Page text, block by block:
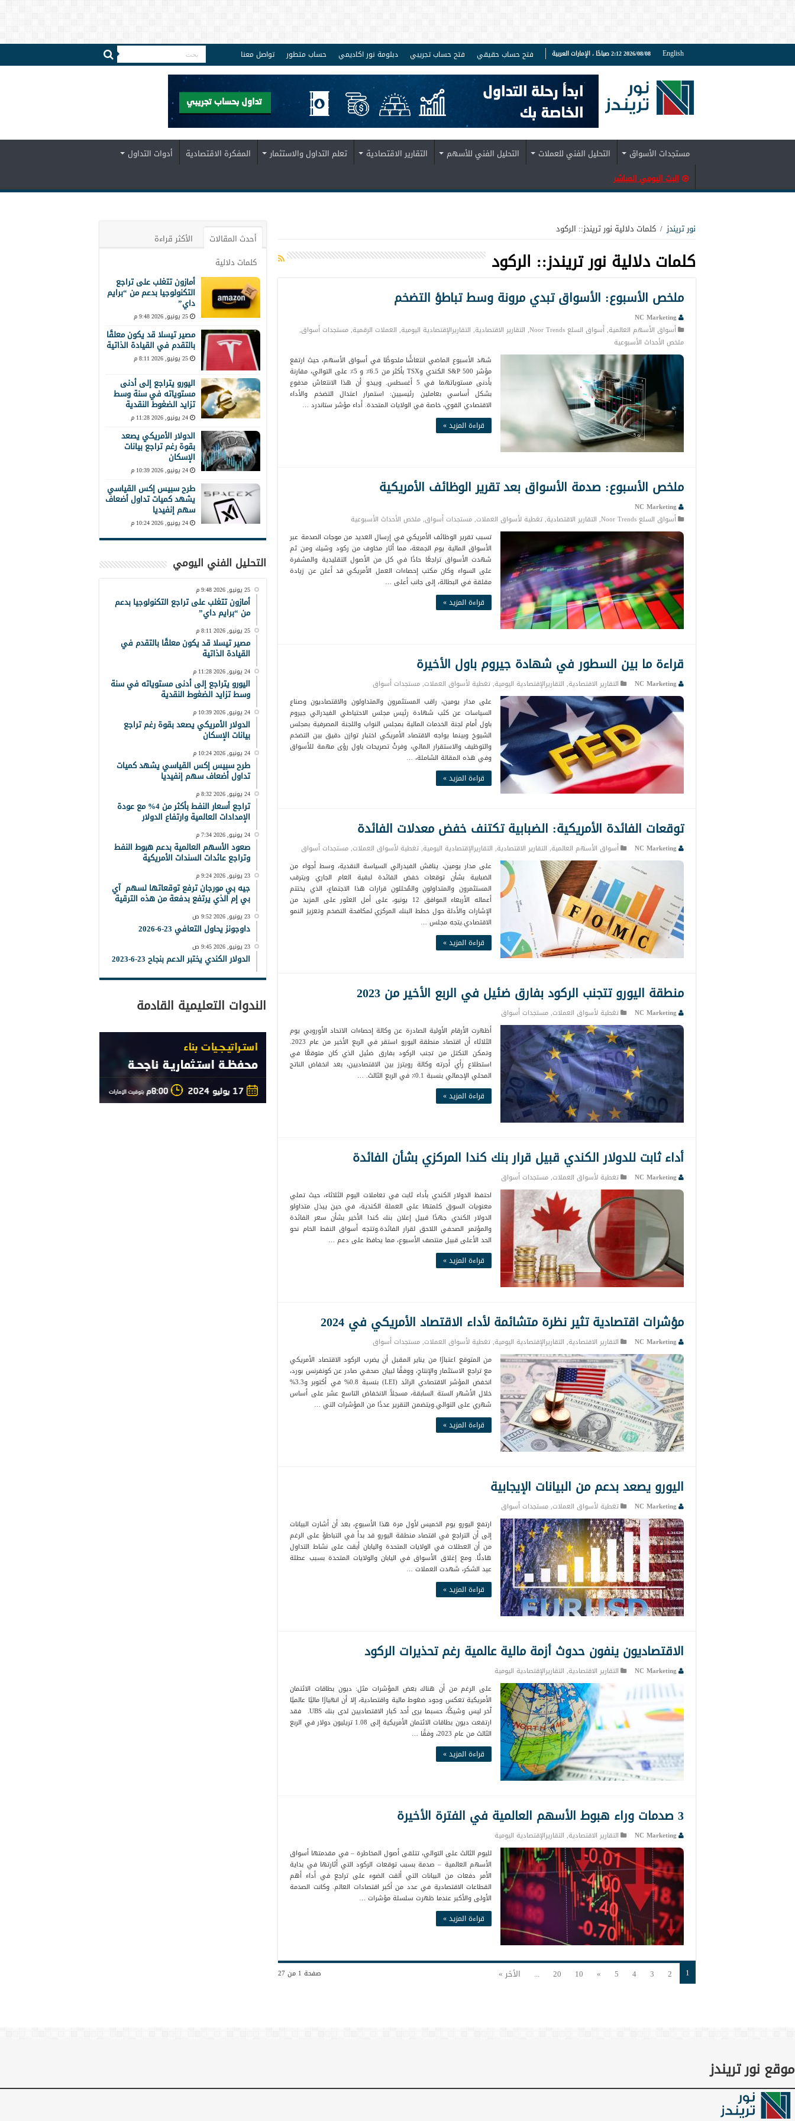
English 2026/08/08 2:12 صباحًا ، الإمارات العربية فتح حساب حقيقي فتح حساب تجريبي دبلومة نور اكاديمي حساب متطور تواصل معنا
مستجدات الأسواق التحليل الفني للعملات التحليل الفني للأسهم التقارير الاقتصادية تعلم التداول والاستثمار المفكرة الاقتصادية
أدوات التداول
البث اليومي المباشر
نور تريندز / كلمات دلالية نور تريندز:: الركود
كلمات دلالية نور تريندز:: الركود
ملخص الأسبوع: الأسواق تبدي مرونة وسط تباطؤ التضخم
NC Marketing
أسواق الأسهم العالمية,أسواق السلع Noor Trends , التقارير الاقتصادية, التقاريرالإقتصادية اليومية, العملات الرقمية,مستجدات أسواق,
ملخص الأحداث الأسبوعية
شهد الأسبوع الماضي انتعاشًا ملحوظًا في أسواق الأسهم، حيث ارتفع
مؤشر S&P 500 الكندي وTSX بأكثر من 6.5٪ و 5٪ على التوالي، مقارنة
بأدنى مستوياتهما في 5 أغسطس. ويبدو أن هذا الانتعاش مدفوع
بشكل أساسي بعاملين رئيسيين: استمرار اعتدال التضخم والأداء
الاقتصادي القوي، خاصة في الولايات المتحدة. أداء مؤشر ستاندرد …
قراءة المزيد »
ملخص الأسبوع: صدمة الأسواق بعد تقرير الوظائف الأمريكية
NC Marketing
أسواق السلع Noor Trends
, التقارير الاقتصادية,تغطية لأسواق العملات,مستجدات أسواق,ملخص الأحداث الأسبوعية
تسبب تقرير الوظائف الأمريكي في إرسال العديد من موجات الصدمة عبر
الأسواق المالية يوم الجمعة، مما أثار مخاوف من ركود وشيك ومن ثم
شهدت الأسواق تراجعًا حادًا في كل من الأصول التقليدية والمشفرة
على السواء وكان مكتب إحصاءات العمل الأمريكي قد أعلن عن زيادة
مقلقة في البطالة، إلى جانب أعلى …
قراءة المزيد »
قراءة ما بين السطور في شهادة جيروم باول الأخيرة
NC Marketing التقارير الاقتصادية, التقاريرالإقتصادية اليومية,تغطية لأسواق العملات,مستجدات أسواق
على مدار يومين، راقب المستثمرون والمتداولون والاقتصاديون وصناع
السياسات عن كثب شهادة رئيس مجلس الاحتياطي الفيدرالي جيروم
باول أمام لجنة الخدمات المالية بمجلس النواب واللجنة المصرفية بمجلس
الشيوخ وبينما يواجه الاقتصاد الأمريكي اختبار توازن دقيق بين التضخم
والتوظيف والاستقرار المالي، وفرتْ تصريحات باول رؤى مهمة للأسواق
وفي هذه المقالة الشاملة، …
قراءة المزيد »
توقعات الفائدة الأمريكية: الضبابية تكتنف خفض معدلات الفائدة
NC Marketing أسواق الأسهم العالمية, التقارير الاقتصادية, التقاريرالإقتصادية اليومية,تغطية لأسواق العملات,مستجدات أسواق
على مدار يومين، يناقش الفيدرالي السياسة النقدية، وسط أجواء من
الضبابية بشأن توقعات خفض الفائدة لبقية العام الجاري ويترقب
المستثمرون والمتداولون والمُحللون قرارات هذا الاجتماع، الذي يختتم
أعماله الأربعاء الموافق 12 يونيو، على أمل العثور على المزيد من
الإشارات والأدلة حول خطط البنك المركزي لمكافحة التضخم وتعزيز النمو
الاقتصادي.يتجه مجلس …
قراءة المزيد »
منطقة اليورو تتجنب الركود بفارق ضئيل في الربع الأخير من 2023
NC Marketing تغطية لأسواق العملات,مستجدات أسواق
أظهرت الأرقام الأولية الصادرة عن وكالة إحصاءات الاتحاد الأوروبي يوم
الثلاثاء أن اقتصاد منطقة اليورو استقر في الربع الأخير من عام 2023.
وتمكن التكتل من تجنب الركود بفارق ضئيل الذي كان متوقعًا في
استطلاع رأي أجرته وكالة رويترز بين الاقتصاديين، بعد انخفاض الناتج
المحلي الإجمالي بنسبة 0.1٪ في الربع الثالث. …
قراءة المزيد »
أداء ثابت للدولار الكندي قبيل قرار بنك كندا المركزي بشأن الفائدة
NC Marketing تغطية لأسواق العملات,مستجدات أسواق
احتفظ الدولار الكندي بأداء ثابت في تعاملات اليوم الثلاثاء، حيث تملي
معنويات السوق كلمتها على العملة الكندية، في حين يبذل متداولو
الدولار الكندي جهدًا قبيل إعلان بنك كندا الأخير بشأن سعر الفائدة
والمؤتمر الصحفي اللاحق لقرار الفائدة.وتتجه أسواق النفط الخام نحو
الحد الأعلى قبيل منتصف الأسبوع، مما يحافظ على دعم …
قراءة المزيد »
مؤشرات اقتصادية تثير نظرة متشائمة لأداء الاقتصاد الأمريكي في 2024
NC Marketing التقارير الاقتصادية, التقاريرالإقتصادية اليومية,تغطية لأسواق العملات,مستجدات أسواق
من المتوقع اعتبارًا من يناير المقبل أن يضرب الركود الاقتصاد الأمريكي
مع تراجع الاستثمار والإنتاج، ووفقًا لبيان صحفي صادر عن كونفرنس بورد،
انخفض المؤشر الاقتصادي الرائد (LEI) بنسبة 0.8% في أكتوبر و3.3%
خلال الأشهر الستة السابقة، مسجلاً الانخفاض التاسع عشر على أساس
شهري على التوالي.ويتضمن التقرير عددًا من المؤشرات التي …
قراءة المزيد »
اليورو يصعد بدعم من البيانات الإيجابية
NC Marketing تغطية لأسواق العملات,مستجدات أسواق
ارتفع اليورو يوم الخميس لأول مرة هذا الأسبوع، بعد أن أشارت البيانات
إلى أن التراجع في اقتصاد منطقة اليورو قد بدأ في التباطؤ على الرغم
من أن العطلات في الولايات المتحدة واليابان أبقت على نشاط التداول
هادئًا. ومع إغلاق الأسواق في اليابان والولايات المتحدة بسبب عطلة
عيد الشكر، شهدت العملات …
قراءة المزيد »
الاقتصاديون ينفون حدوث أزمة مالية عالمية رغم تحذيرات الركود
NC Marketing التقارير الاقتصادية, التقاريرالإقتصادية اليومية
على الرغم من أن هناك بعض المؤشرات مثل: ديون بطاقات الائتمان
الأمريكية تعكس وجود ضغوط مالية واقتصادية، إلا أن انهيارًا ماليًا عالميًا
آخر ليس وشيكًا، حسبما يرى أحد كبار الاقتصاديين لدى بنك UBS. فقد
ارتفعت ديون بطاقات الائتمان الأمريكية إلى 1.08 تريليون دولار في الربع
الثالث من عام 2023، وفقًا …
قراءة المزيد »
3 صدمات وراء هبوط الأسهم العالمية في الفترة الأخيرة
NC Marketing التقارير الاقتصادية, التقاريرالإقتصادية اليومية
لليوم الثالث على التوالي، تتلقى أصول المخاطرة – في مقدمتها أسواق
الأسهم العالمية – صدمة بسبب توقعات الركود التي أثارتها في بداية
الأمر دفعات من البيانات التي ألقت الضوء على تراجع في أداء أهم
القطاعات الاقتصادية في عدد من أكبر اقتصادات العالم. وكانت الصدمة
الأولى والأكبر عندما ظهرت سلسلة مؤشرات …
قراءة المزيد »
صفحة 1 من 27 1
2
3
4
5
»
10
20
... الأخر »
أحدث المقالات
الأكثر قراءة
كلمات دلالية
أمازون تتغلب على تراجع
التكنولوجيا بدعم من “برايم
داي”
25 يونيو, 2026 9:48 م
مصير تيسلا قد يكون معلقًا
بالتقدم في القيادة الذاتية
25 يونيو, 2026 8:11 م
اليورو يتراجع إلى أدنى
مستوياته في سنة وسط
تزايد الضغوط النقدية
24 يونيو, 2026 11:28 م
الدولار الأمريكي يصعد
بقوة رغم تراجع بيانات
الإسكان
24 يونيو, 2026 10:39 م
طرح سبيس إكس القياسي
يشهد كميات تداول أضعاف
سهم إنفيديا
24 يونيو, 2026 10:24 م
التحليل الفني اليومي
25 يونيو, 2026 9:48 م
أمازون تتغلب على تراجع التكنولوجيا بدعم
من “برايم داي”
25 يونيو, 2026 8:11 م
مصير تيسلا قد يكون معلقًا بالتقدم في
القيادة الذاتية
24 يونيو, 2026 11:28 م
اليورو يتراجع إلى أدنى مستوياته في سنة
وسط تزايد الضغوط النقدية
24 يونيو, 2026 10:39 م
الدولار الأمريكي يصعد بقوة رغم تراجع
بيانات الإسكان
24 يونيو, 2026 10:24 م
طرح سبيس إكس القياسي يشهد كميات
تداول أضعاف سهم إنفيديا
24 يونيو, 2026 8:32 م
تراجع أسعار النفط بأكثر من 4% مع عودة
الإمدادات العالمية وارتفاع الدولار
24 يونيو, 2026 7:34 م
صعود الأسهم العالمية بدعم هبوط النفط
وتراجع عائدات السندات الأمريكية
23 يونيو, 2026 9:24 م
جيه بي مورجان ترفع توقعاتها لسهم آي
بي إم الذي يرتفع بدفعة من هذه الترقية
23 يونيو, 2026 9:52 ص
داوجونز يحاول التعافي 23-6-2026
23 يونيو, 2026 9:45 ص
الدولار الكندي يختبر الدعم بنجاح 23-6-2023
الندوات التعليمية القادمة
موقع نور تريندز